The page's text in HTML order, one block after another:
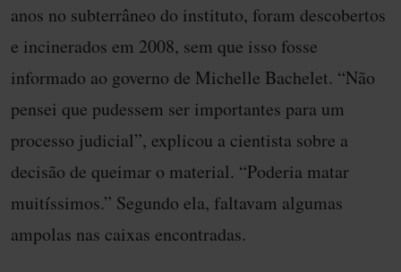
anos no subterrâneo do instituto, foram descobertos
e incinerados em 2008, sem que isso fosse
informado ao governo de Michelle Bachelet. “Não
pensei que pudessem ser importantes para um
processo judicial”, explicou a cientista sobre a
decisão de queimar o material. “Poderia matar
muitíssimos.” Segundo ela, faltavam algumas
ampolas nas caixas encontradas.